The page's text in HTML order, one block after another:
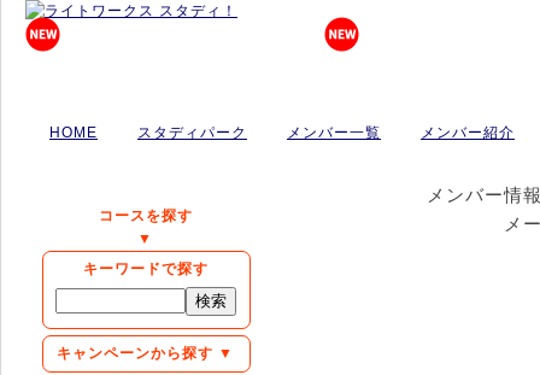
HOME スタディパーク メンバー一覧 メンバー紹介
コースを探す
▼
キーワードで探す
キャンペーンから探す ▼
メンバー情
メ